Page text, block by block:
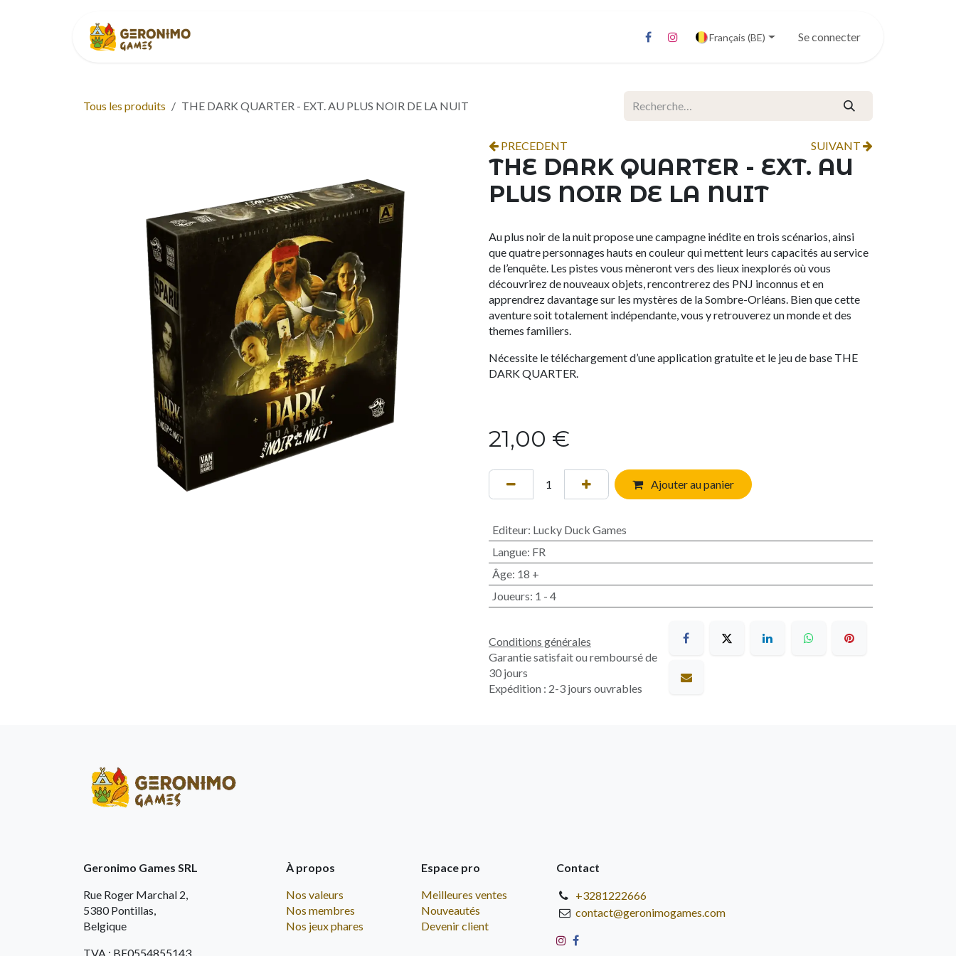
Français (BE) Se connecter
Tous les produits THE DARK QUARTER - EXT. AU PLUS NOIR DE LA NUIT
PRECEDENT SUIVANT
THE DARK QUARTER - EXT. AU
PLUS NOIR DE LA NUIT
Au plus noir de la nuit propose une campagne inédite en trois scénarios, ainsi
que quatre personnages hauts en couleur qui mettent leurs capacités au service
de l’enquête. Les pistes vous mèneront vers des lieux inexplorés où vous
découvrirez de nouveaux objets, rencontrerez des PNJ inconnus et en
apprendrez davantage sur les mystères de la Sombre-Orléans. Bien que cette
aventure soit totalement indépendante, vous y retrouverez un monde et des
themes familiers.
Nécessite le téléchargement d’une application gratuite et le jeu de base THE
DARK QUARTER.
21,00 €
Ajouter au panier
Editeur: Lucky Duck Games
Langue: FR
Âge: 18 +
Joueurs: 1 - 4
Conditions générales
Garantie satisfait ou remboursé de
30 jours
Expédition : 2-3 jours ouvrables
Geronimo Games SRL
Rue Roger Marchal 2,
5380 Pontillas,
Belgique
TVA : BE0554855143
À propos
Nos valeurs
Nos membres
Nos jeux phares
Espace pro
Meilleures ventes
Nouveautés
Devenir client
Contact
+3281222666
contact@geronimogames.com